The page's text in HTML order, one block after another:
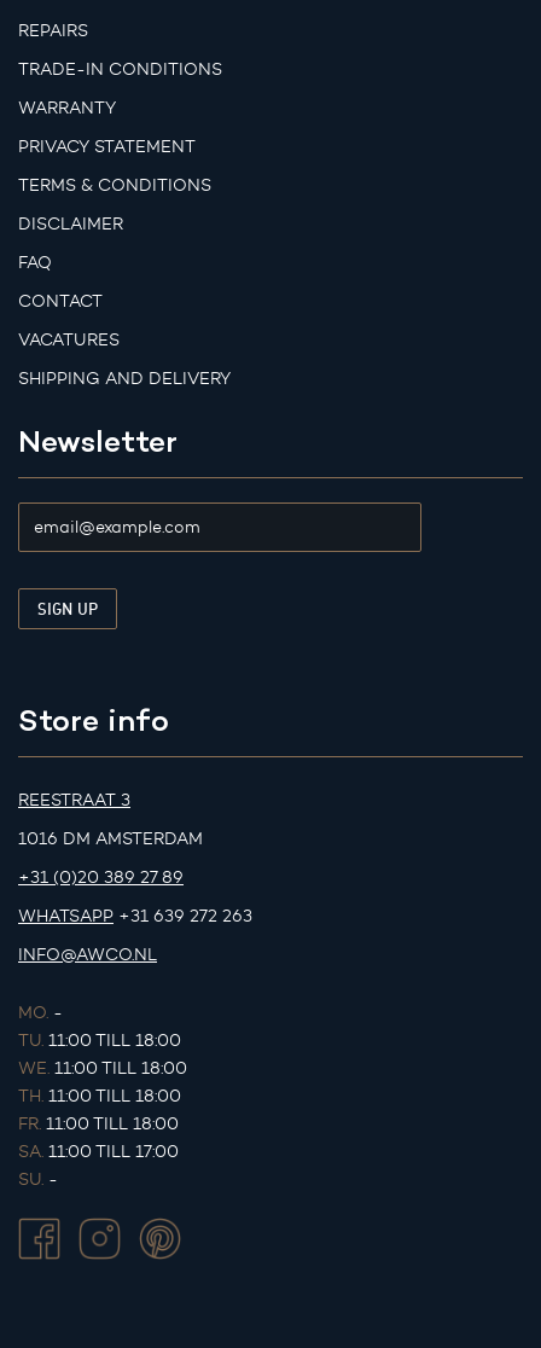
REPAIRS
TRADE-IN CONDITIONS
WARRANTY
PRIVACY STATEMENT
TERMS & CONDITIONS
DISCLAIMER
FAQ
CONTACT
VACATURES
SHIPPING AND DELIVERY
Newsletter
Store info
REESTRAAT 3
1016 DM AMSTERDAM
+31 (0)20 389 27 89
WHATSAPP +31 639 272 263
INFO@AWCO.NL
MO. -
TU. 11:00 TILL 18:00
WE. 11:00 TILL 18:00
TH. 11:00 TILL 18:00
FR. 11:00 TILL 18:00
SA. 11:00 TILL 17:00
SU. -